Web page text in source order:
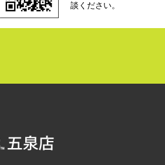
談ください。